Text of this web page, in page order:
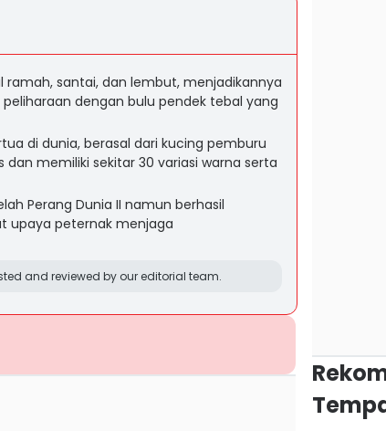
ramah, santai, dan lembut, menjadikannya
dengan bulu pendek tebal yang
di dunia, berasal dari kucing pemburu
dan memiliki sekitar 30 variasi warna serta
Perang Dunia II namun berhasil
upaya peternak menjaga
and reviewed by our editorial team.